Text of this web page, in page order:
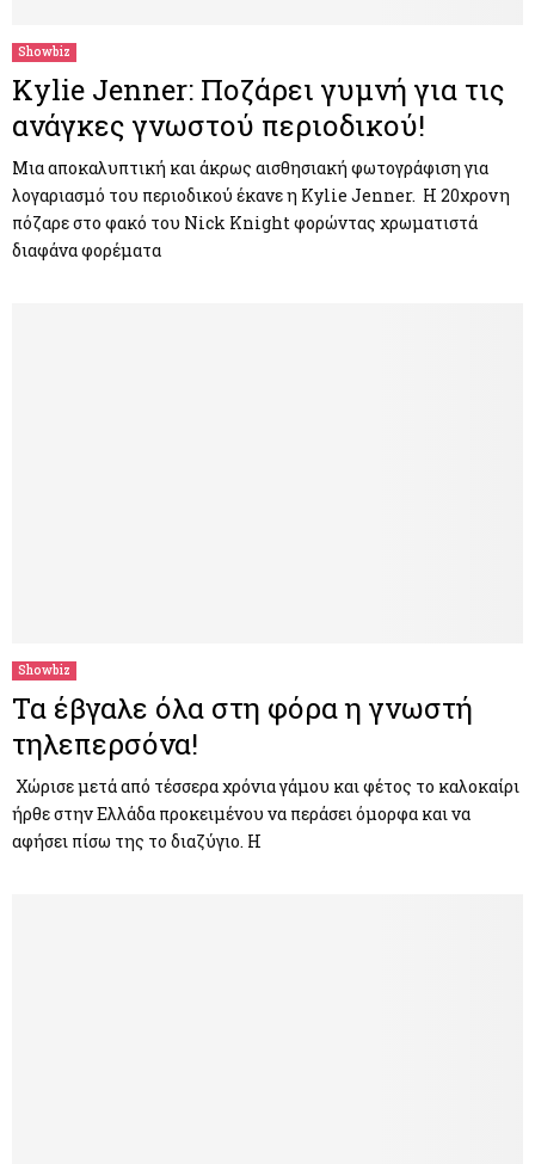
Showbiz
Kylie Jenner: Ποζάρει γυμνή για τις
ανάγκες γνωστού περιοδικού!
Μια αποκαλυπτική και άκρως αισθησιακή φωτογράφιση για
λογαριασμό του περιοδικού έκανε η Kylie Jenner. Η 20χρονη
πόζαρε στο φακό του Nick Knight φορώντας χρωματιστά
διαφάνα φορέματα
Showbiz
Τα έβγαλε όλα στη φόρα η γνωστή
τηλεπερσόνα!
Χώρισε μετά από τέσσερα χρόνια γάμου και φέτος το καλοκαίρι
ήρθε στην Ελλάδα προκειμένου να περάσει όμορφα και να
αφήσει πίσω της το διαζύγιο. Η